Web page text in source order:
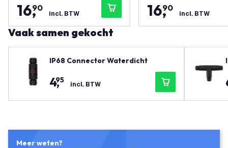
16,
90
incl. BTW 16,
90
incl. BTW
Vaak samen gekocht
IP68 Connector Waterdicht
4,
95 incl. BTW
Meer weten?